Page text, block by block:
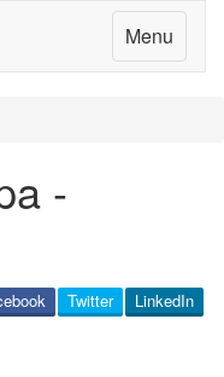
Menu
-
LinkedIn
Twitter